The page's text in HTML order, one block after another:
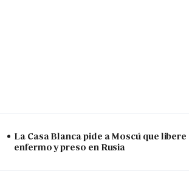
La Casa Blanca pide a Moscú que
enfermo y preso en Rusia